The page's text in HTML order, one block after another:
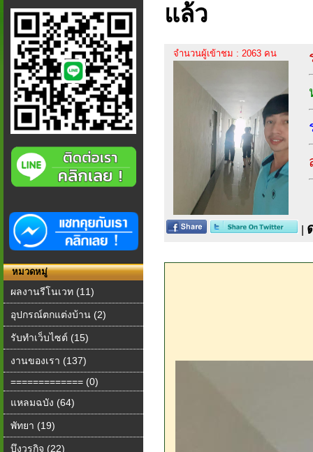
หมวดหมู่
ผลงานรีโนเวท (11)
อุปกรณ์ตกแต่งบ้าน (2)
รับทำเว็บไซต์ (15)
งานของเรา (137)
============= (0)
แหลมฉบัง (64)
พัทยา (19)
บึงวรกิจ (22)
แล้ว
จำนวนผู้เข้าชม : 2063 คน